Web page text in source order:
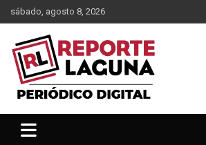
Saltar
al
contenido
sábado, agosto 8, 2026
Reporte Laguna